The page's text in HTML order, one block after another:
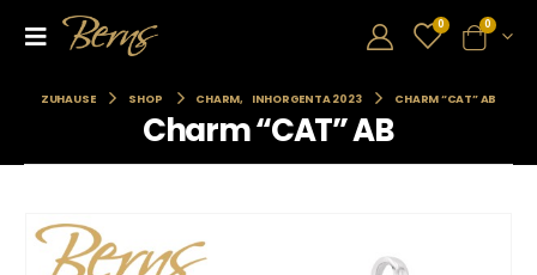
0 0
ZUHAUSE SHOP CHARM, INHORGENTA 2023 CHARM “CAT” AB
Charm “CAT” AB